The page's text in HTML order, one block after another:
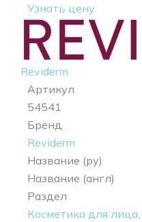
Узнать цену
Reviderm
Артикул
54541
Бренд
Reviderm
Название (ру)
Название (англ)
Раздел
Косметика для лица